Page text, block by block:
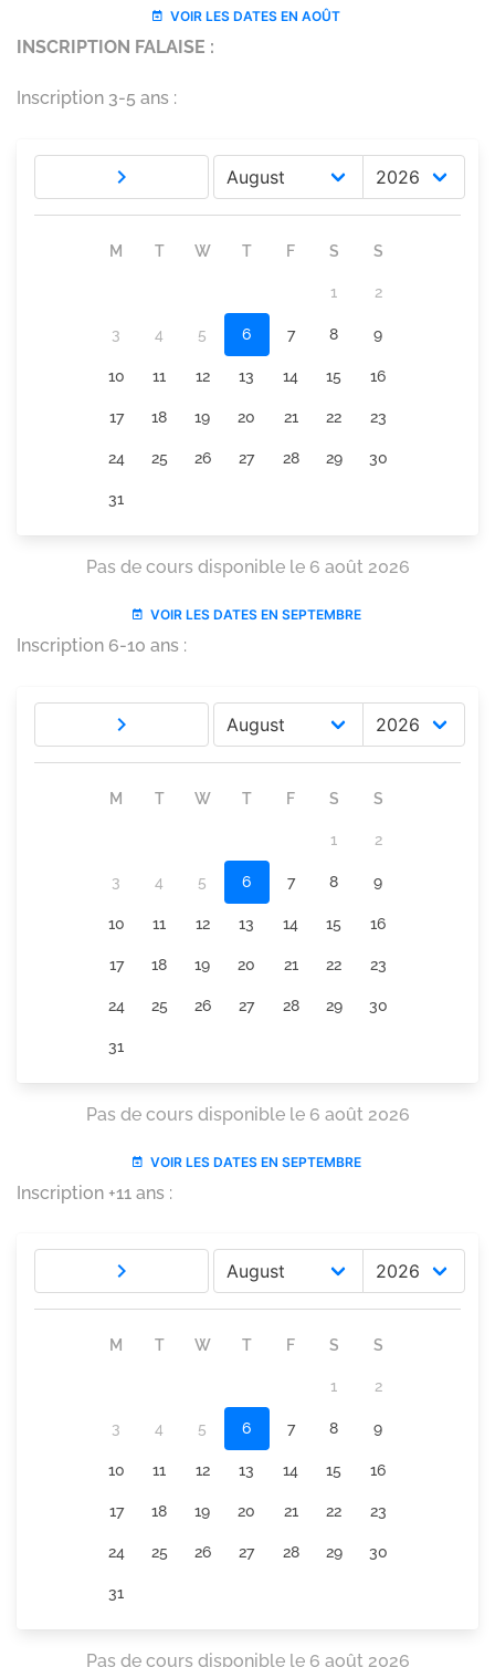
INSCRIPTION FALAISE :
Inscription 3-5 ans :
Inscription 6-10 ans :
Inscription +11 ans :